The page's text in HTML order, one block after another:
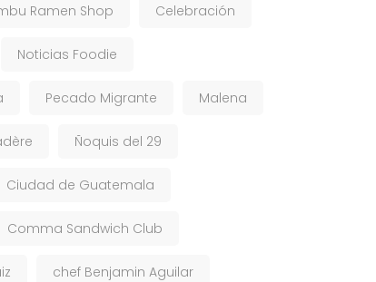
Ramen Shop Celebración
Noticias Foodie
Pecado Migrante Malena
Ñoquis del 29
Ciudad de Guatemala
Comma Sandwich Club
chef Benjamin Aguilar